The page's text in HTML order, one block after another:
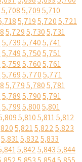
5,7085,7095,710
5,7195,7205,721
5,7295,7305,731
5,7395,7405,741
5,7495,7505,751
5,7595,7605,761
5,7695,7705,771
5,7795,7805,781
5,7895,7905,791
5,7995,8005,801
5,8105,8115,812
5,8215,8225,823
5,8315,8325,833
5,8425,8435,844